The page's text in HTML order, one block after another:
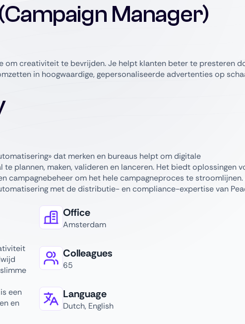
Manager)
om creativiteit te bevrijden. Je helpt klanten beter te presteren
in hoogwaardige, gepersonaliseerde advertenties op
dat merken en bureaus helpt om digitale
plannen, maken, valideren en lanceren. Het biedt oplossingen
campagnebeheer om het hele campagneproces te stroomlijnen.
met de distributie- en compliance-expertise van
een
en
Office
Amsterdam
Colleagues
65
Language
Dutch, English